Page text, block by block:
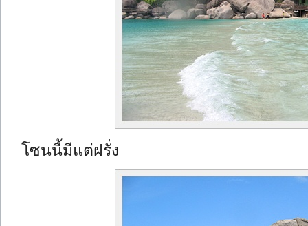
โซนนี้มีแต่ฝรั่ง